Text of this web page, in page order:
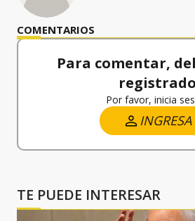
COMENTARIOS
Para comentar,
registrado
Por favor, inicia
INGRESA
TE PUEDE INTERESAR